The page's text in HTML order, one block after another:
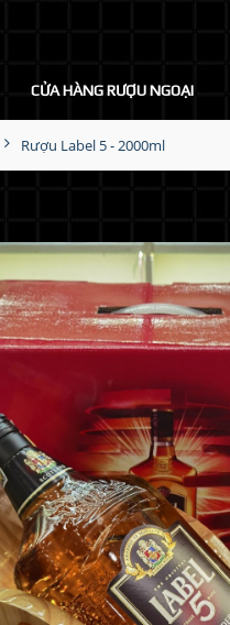
CỬA HÀNG RƯỢU NGOẠI
Rượu Label 5 - 2000ml